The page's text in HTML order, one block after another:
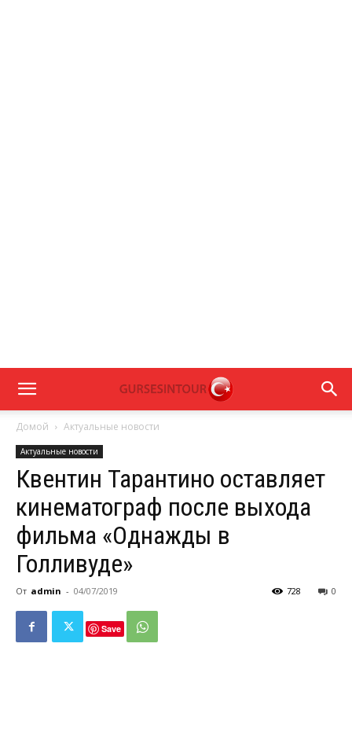
Домой Актуальные новости
Актуальные новости
Квентин Тарантино оставляет
кинематограф после выхода
фильма «Однажды в
Голливуде»
От admin - 04/07/2019 0
728
Save